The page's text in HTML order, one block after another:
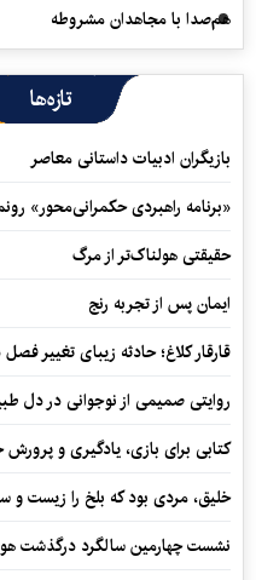
هم‌صدا با مجاهدان مشروطه
تازه‌ها
بازیگران ادبیات داستانی معاصر
«برنامه راهبردی حکمرانی‌محور»
حقیقتی هولناک‌تر از مرگ
ایمان پس از تجربه رنج
قارقار کلاغ؛ حادثه زیبای تغییر
روایتی صمیمی از نوجوانی در دل
کتابی برای بازی، یادگیری و پرورش
خلیق، مردی بود که بلخ را زیست و
نشست چهارمین سالگرد درگذشت